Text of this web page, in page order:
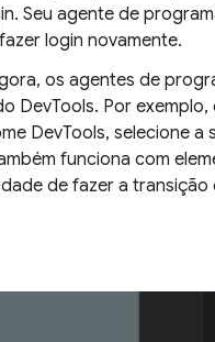
Seu agente de
login novamente.
os agentes de
DevTools. Por
DevTools, selecione
funciona com
de fazer a